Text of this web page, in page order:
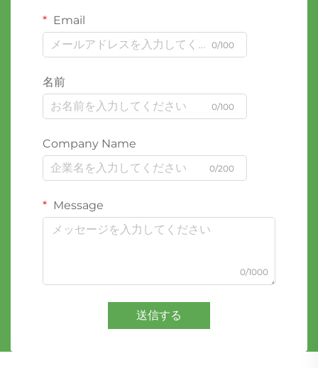
Email
0/100
名前
0/100
Company Name
0/200
Message
0/1000
送信する